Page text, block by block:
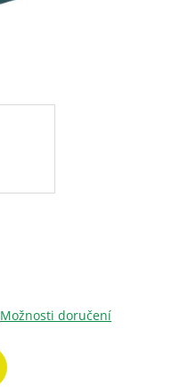
Možnosti doručení